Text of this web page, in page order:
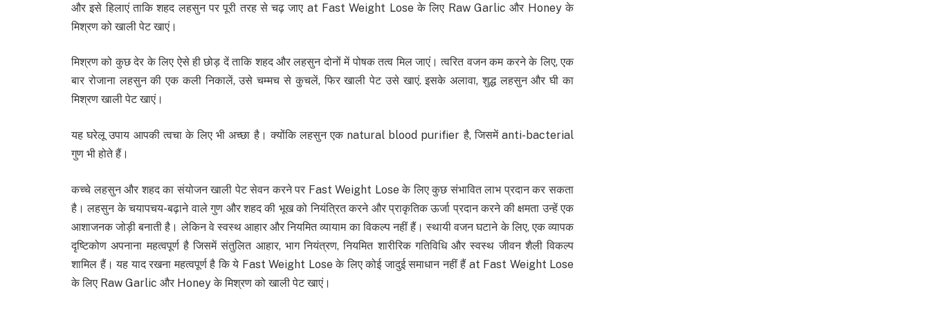
और इसे हिलाएं ताकि शहद लहसुन पर पूरी तरह से चढ़ जाए at Fast Weight Lose के लिए Raw Garlic और Honey के
मिश्रण को खाली पेट खाएं।
मिश्रण को कुछ देर के लिए ऐसे ही छोड़ दें ताकि शहद और लहसुन दोनों में पोषक तत्व मिल जाएं। त्वरित वजन कम करने के लिए, एक
बार रोजाना लहसुन की एक कली निकालें, उसे चम्मच से कुचलें, फिर खाली पेट उसे खाएं. इसके अलावा, शुद्ध लहसुन और घी का
मिश्रण खाली पेट खाएं।
यह घरेलू उपाय आपकी त्वचा के लिए भी अच्छा है। क्योंकि लहसुन एक natural blood purifier है, जिसमें anti-bacterial
गुण भी होते हैं।
कच्चे लहसुन और शहद का संयोजन खाली पेट सेवन करने पर Fast Weight Lose के लिए कुछ संभावित लाभ प्रदान कर सकता
है। लहसुन के चयापचय-बढ़ाने वाले गुण और शहद की भूख को नियंत्रित करने और प्राकृतिक ऊर्जा प्रदान करने की क्षमता उन्हें एक
आशाजनक जोड़ी बनाती है। लेकिन वे स्वस्थ आहार और नियमित व्यायाम का विकल्प नहीं हैं। स्थायी वजन घटाने के लिए, एक व्यापक
दृष्टिकोण अपनाना महत्वपूर्ण है जिसमें संतुलित आहार, भाग नियंत्रण, नियमित शारीरिक गतिविधि और स्वस्थ जीवन शैली विकल्प
शामिल हैं। यह याद रखना महत्वपूर्ण है कि ये Fast Weight Lose के लिए कोई जादुई समाधान नहीं हैं at Fast Weight Lose
के लिए Raw Garlic और Honey के मिश्रण को खाली पेट खाएं।